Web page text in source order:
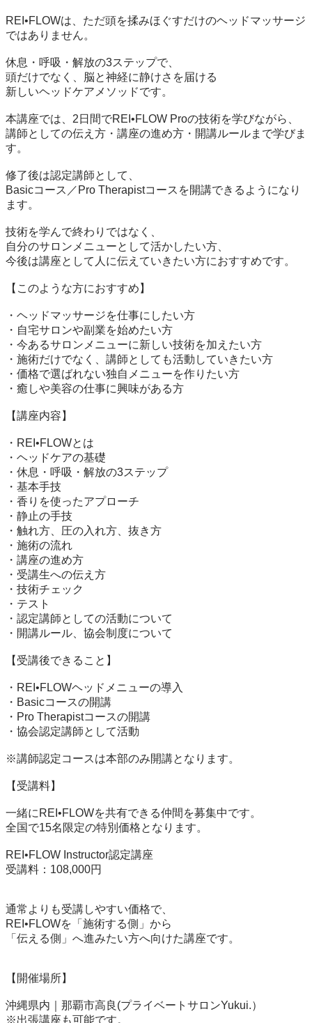
REI•FLOWは、ただ頭を揉みほぐすだけのヘッドマッサージ
ではありません。
休息・呼吸・解放の3ステップで、
頭だけでなく、脳と神経に静けさを届ける
新しいヘッドケアメソッドです。
本講座では、2日間でREI•FLOW Proの技術を学びながら、
講師としての伝え方・講座の進め方・開講ルールまで学びま
す。
修了後は認定講師として、
Basicコース／Pro Therapistコースを開講できるようになり
ます。
技術を学んで終わりではなく、
自分のサロンメニューとして活かしたい方、
今後は講座として人に伝えていきたい方におすすめです。
【このような方におすすめ】
・ヘッドマッサージを仕事にしたい方
・自宅サロンや副業を始めたい方
・今あるサロンメニューに新しい技術を加えたい方
・施術だけでなく、講師としても活動していきたい方
・価格で選ばれない独自メニューを作りたい方
・癒しや美容の仕事に興味がある方
【講座内容】
・REI•FLOWとは
・ヘッドケアの基礎
・休息・呼吸・解放の3ステップ
・基本手技
・香りを使ったアプローチ
・静止の手技
・触れ方、圧の入れ方、抜き方
・施術の流れ
・講座の進め方
・受講生への伝え方
・技術チェック
・テスト
・認定講師としての活動について
・開講ルール、協会制度について
【受講後できること】
・REI•FLOWヘッドメニューの導入
・Basicコースの開講
・Pro Therapistコースの開講
・協会認定講師として活動
※講師認定コースは本部のみ開講となります。
【受講料】
一緒にREI•FLOWを共有できる仲間を募集中です。
全国で15名限定の特別価格となります。
REI•FLOW Instructor認定講座
受講料：108,000円
通常よりも受講しやすい価格で、
REI•FLOWを「施術する側」から
「伝える側」へ進みたい方へ向けた講座です。
【開催場所】
沖縄県内｜那覇市高良(プライベートサロンYukui.）
※出張講座も可能です。